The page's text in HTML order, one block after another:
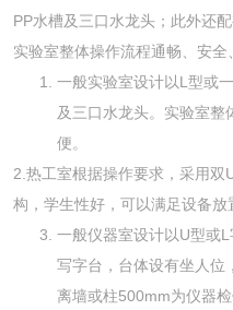
PP水槽及三口水龙头；此外还
实验室整体操作流程通畅、安全
一般实验室设计以L型或
及三口水龙头。实验室
便。
2.热工室根据操作要求，采用
构，学生性好，可以满足设备放
一般仪器室设计以U型或
写字台，台体设有坐人位
离墙或柱500mm为仪器检